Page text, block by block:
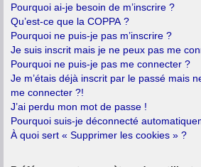
Pourquoi ai-je besoin de m’inscrire ?
Qu’est-ce que la COPPA ?
Pourquoi ne puis-je pas m’inscrire ?
Je suis inscrit mais je ne peux pas me
Pourquoi ne puis-je pas me connecter ?
Je m’étais déjà inscrit par le passé mais
me connecter ?!
J’ai perdu mon mot de passe !
Pourquoi suis-je déconnecté
À quoi sert « Supprimer les cookies » ?